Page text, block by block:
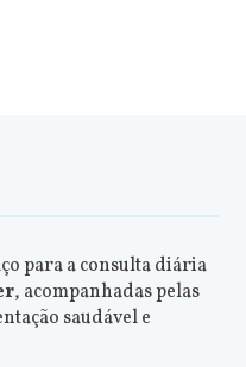
para a consulta diária
, acompanhadas pelas
saudável e